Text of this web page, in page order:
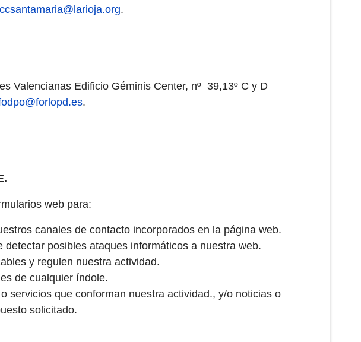
ccsantamaria@larioja.org.
Valencianas Edificio Géminis Center, nº 39,13º C y D
.
web para:
canales de contacto incorporados en la página web.
posibles ataques informáticos a nuestra web.
y regulen nuestra actividad.
de cualquier índole.
servicios que conforman nuestra actividad., y/o noticias o
solicitado.